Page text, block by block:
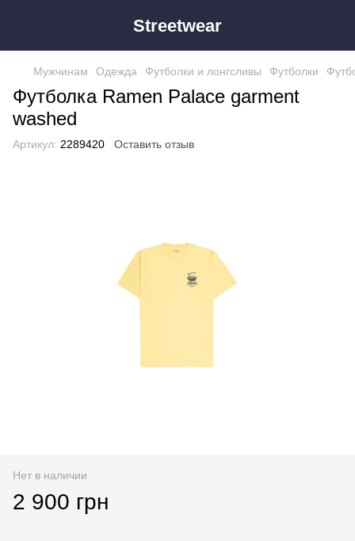
Streetwear
Мужчинам Одежда Футболки и лонгсливы Футболки
Футболка Ramen Palace garment
washed
Артикул: 2289420 Оставить отзыв
Нет в наличии
2 900 грн